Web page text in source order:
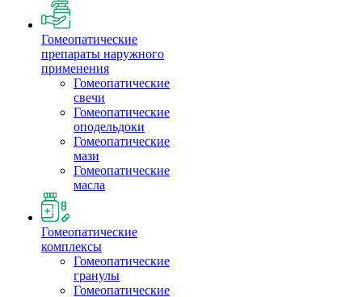
Гомеопатические
препараты наружного
применения
Гомеопатические
свечи
Гомеопатические
оподельдоки
Гомеопатические
мази
Гомеопатические
масла
Гомеопатические
комплексы
Гомеопатические
гранулы
Гомеопатические